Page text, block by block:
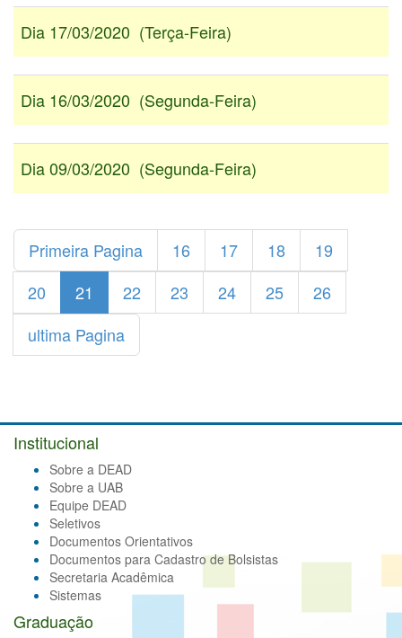
Dia 17/03/2020 (Terça-Feira)
Dia 16/03/2020 (Segunda-Feira)
Dia 09/03/2020 (Segunda-Feira)
Primeira Pagina 16 17 18
19
20
21 22 23 24 25
26
ultima Pagina
Institucional
Sobre a DEAD
Sobre a UAB
Equipe DEAD
Seletivos
Documentos Orientativos
Documentos para Cadastro de Bolsistas
Secretaria Acadêmica
Sistemas
Graduação